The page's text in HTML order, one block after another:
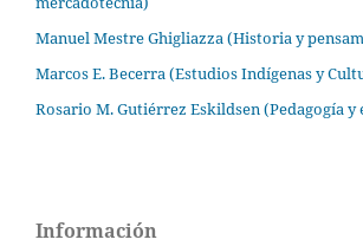
Manuel Mestre Ghigliazza (Historia y
Marcos E. Becerra (Estudios Indígenas y
Rosario M. Gutiérrez Eskildsen (Pedagogía y
Información